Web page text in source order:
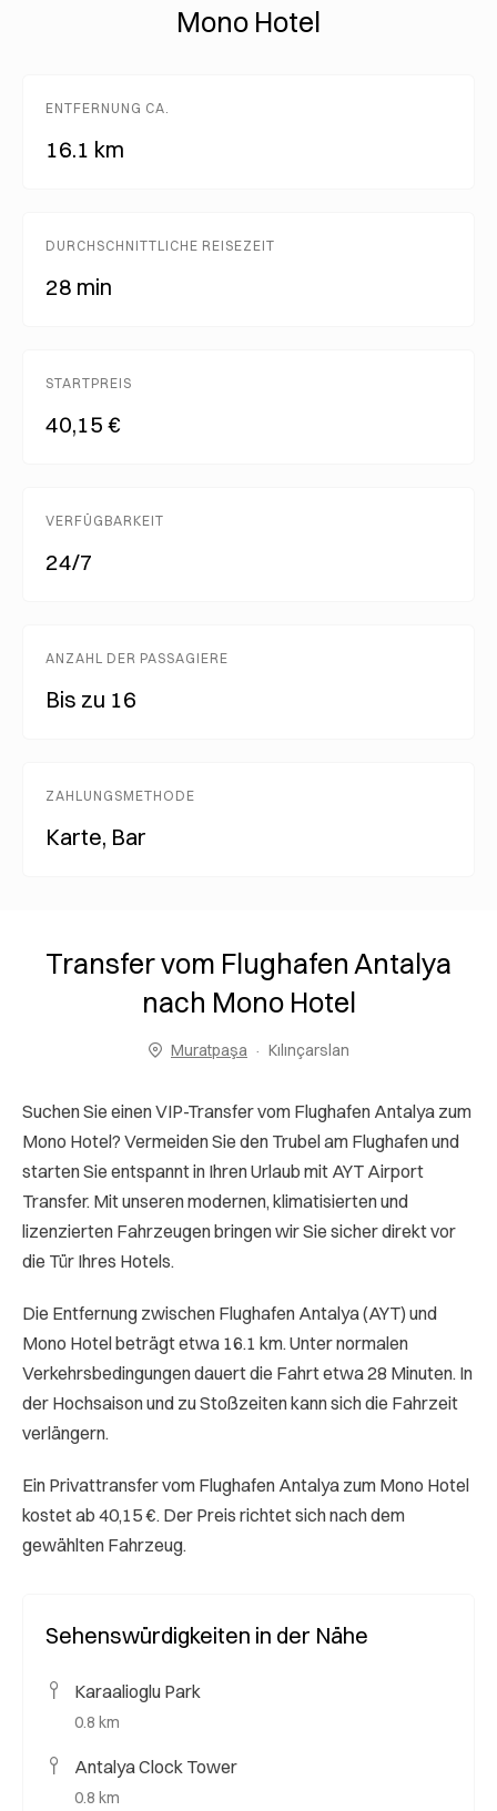
Mono Hotel
ENTFERNUNG CA.
16.1 km
DURCHSCHNITTLICHE REISEZEIT
28 min
STARTPREIS
40,15 €
VERFÜGBARKEIT
24/7
ANZAHL DER PASSAGIERE
Bis zu 16
ZAHLUNGSMETHODE
Karte, Bar
Transfer vom Flughafen Antalya
nach Mono Hotel
Muratpaşa Kılınçarslan
Suchen Sie einen VIP-Transfer vom Flughafen Antalya zum
Mono Hotel? Vermeiden Sie den Trubel am Flughafen und
starten Sie entspannt in Ihren Urlaub mit AYT Airport
Transfer. Mit unseren modernen, klimatisierten und
lizenzierten Fahrzeugen bringen wir Sie sicher direkt vor
die Tür Ihres Hotels.
Die Entfernung zwischen Flughafen Antalya (AYT) und
Mono Hotel beträgt etwa 16.1 km. Unter normalen
Verkehrsbedingungen dauert die Fahrt etwa 28 Minuten. In
der Hochsaison und zu Stoßzeiten kann sich die Fahrzeit
verlängern.
Ein Privattransfer vom Flughafen Antalya zum Mono Hotel
kostet ab 40,15 €. Der Preis richtet sich nach dem
gewählten Fahrzeug.
Sehenswürdigkeiten in der Nähe
Karaalioglu Park
0.8 km
Antalya Clock Tower
0.8 km